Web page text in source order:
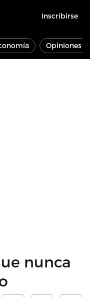
Inscribirse
Opiniones
nunca